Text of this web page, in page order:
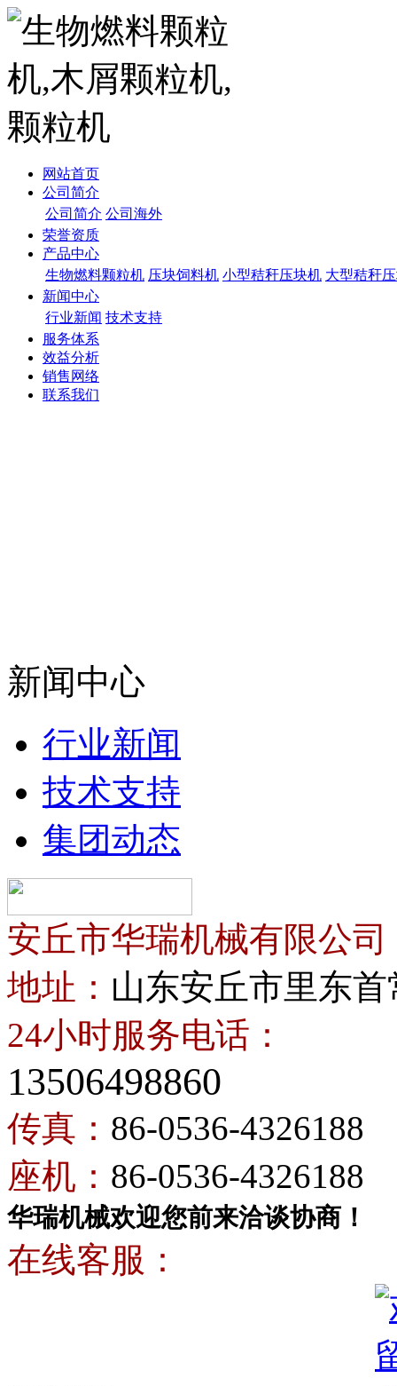
网站首页
公司简介
公司简介 公司海外
荣誉资质
产品中心
生物燃料颗粒机 压块饲料机 小型秸秆压块机 大型秸秆
新闻中心
行业新闻 技术支持
服务体系
效益分析
销售网络
联系我们
新闻中心
行业新闻
技术支持
集团动态
安丘市华瑞机械有限公司
地址： 山东安丘市里东
24小时服务电话：
13506498860
传真： 86-0536-4326188
座机： 86-0536-4326188
华瑞机械欢迎您前来洽谈协商！
在线客服：